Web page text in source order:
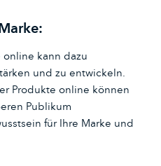
online kann dazu
und zu entwickeln.
Produkte online können
Publikum
für Ihre Marke und